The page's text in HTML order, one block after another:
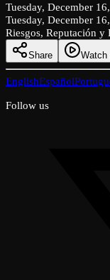
Tuesday, December
Tuesday, December
Riesgos, Reputación y
Share Watch
EnglishEspañol
Follow us